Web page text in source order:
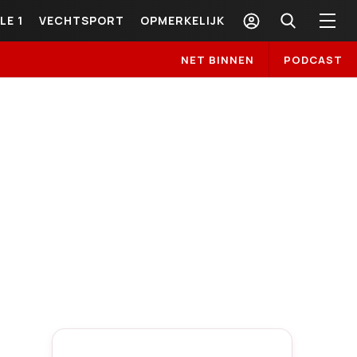
1 VECHTSPORT OPMERKELIJK
NET BINNEN PODCAST